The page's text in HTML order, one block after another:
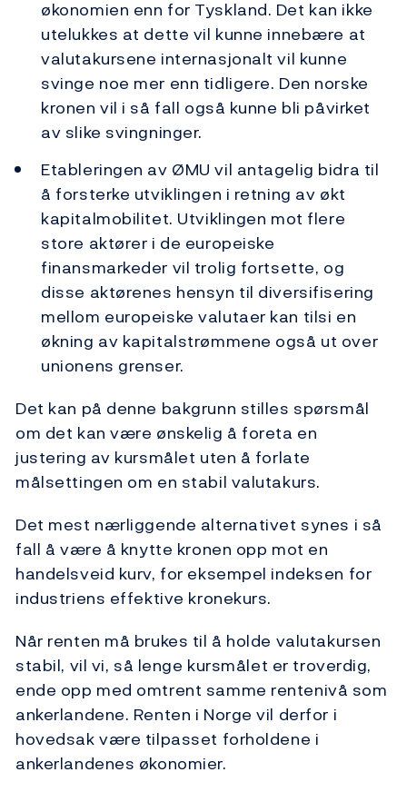
økonomien enn for Tyskland. Det kan ikke
utelukkes at dette vil kunne innebære at
valutakursene internasjonalt vil kunne
svinge noe mer enn tidligere. Den norske
kronen vil i så fall også kunne bli påvirket
av slike svingninger.
Etableringen av ØMU vil antagelig bidra til
å forsterke utviklingen i retning av økt
kapitalmobilitet. Utviklingen mot flere
store aktører i de europeiske
finansmarkeder vil trolig fortsette, og
disse aktørenes hensyn til diversifisering
mellom europeiske valutaer kan tilsi en
økning av kapitalstrømmene også ut over
unionens grenser.
Det kan på denne bakgrunn stilles spørsmål
om det kan være ønskelig å foreta en
justering av kursmålet uten å forlate
målsettingen om en stabil valutakurs.
Det mest nærliggende alternativet synes i så
fall å være å knytte kronen opp mot en
handelsveid kurv, for eksempel indeksen for
industriens effektive kronekurs.
Når renten må brukes til å holde valutakursen
stabil, vil vi, så lenge kursmålet er troverdig,
ende opp med omtrent samme rentenivå som
ankerlandene. Renten i Norge vil derfor i
hovedsak være tilpasset forholdene i
ankerlandenes økonomier.